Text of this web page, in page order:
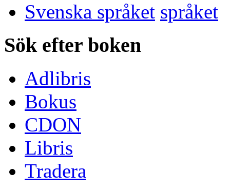
Svenska språket
Sök efter boken
Adlibris
Bokus
CDON
Libris
Tradera